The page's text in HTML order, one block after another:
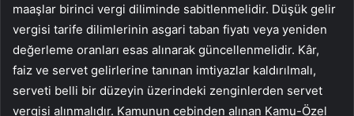
maaşlar birinci vergi diliminde sabitlenmelidir. Düşük gelir
vergisi tarife dilimlerinin asgari taban fiyatı veya yeniden
değerleme oranları esas alınarak güncellenmelidir. Kâr,
faiz ve servet gelirlerine tanınan imtiyazlar kaldırılmalı,
serveti belli bir düzeyin üzerindeki zenginlerden servet
vergisi alınmalıdır. Kamunun cebinden alınan Kamu-Özel